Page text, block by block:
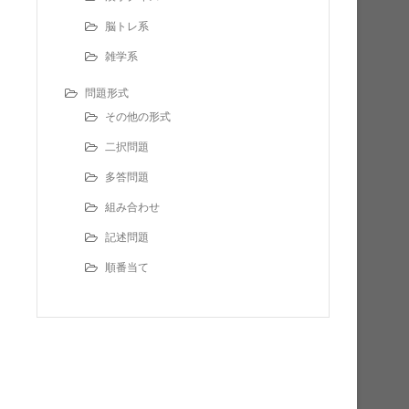
脳トレ系
雑学系
問題形式
その他の形式
二択問題
多答問題
組み合わせ
記述問題
順番当て